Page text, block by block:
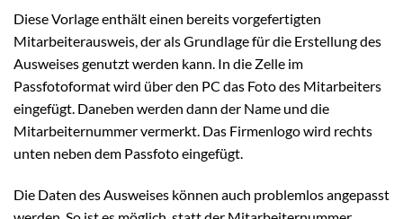
Diese Vorlage enthält einen bereits vorgefertigten
Mitarbeiterausweis, der als Grundlage für die Erstellung des
Ausweises genutzt werden kann. In die Zelle im
Passfotoformat wird über den PC das Foto des Mitarbeiters
eingefügt. Daneben werden dann der Name und die
Mitarbeiternummer vermerkt. Das Firmenlogo wird rechts
unten neben dem Passfoto eingefügt.
Die Daten des Ausweises können auch problemlos angepasst